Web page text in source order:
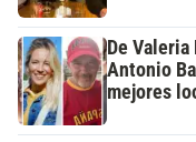
De Valeria
Antonio
mejores